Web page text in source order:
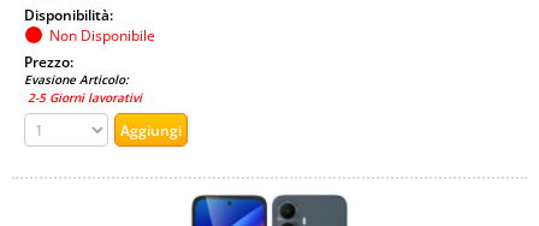
Disponibilità:
Non Disponibile
Prezzo:
Evasione Articolo:
2-5 Giorni lavorativi